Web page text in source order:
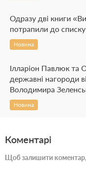
Одразу дві книги
потрапили до
Новина
Ілларіон Павлюк та
державні нагороди
Володимира
Новина
Коментарі
Щоб залишити